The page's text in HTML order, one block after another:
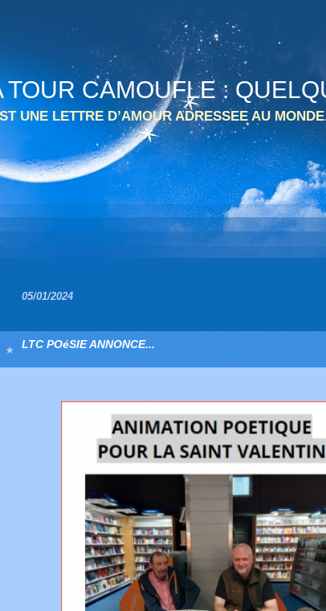
TOUR CAMOUFLE :
UNE LETTRE D’AMOUR ADRESSEE AU
05/01/2024
LTC POéSIE ANNONCE...